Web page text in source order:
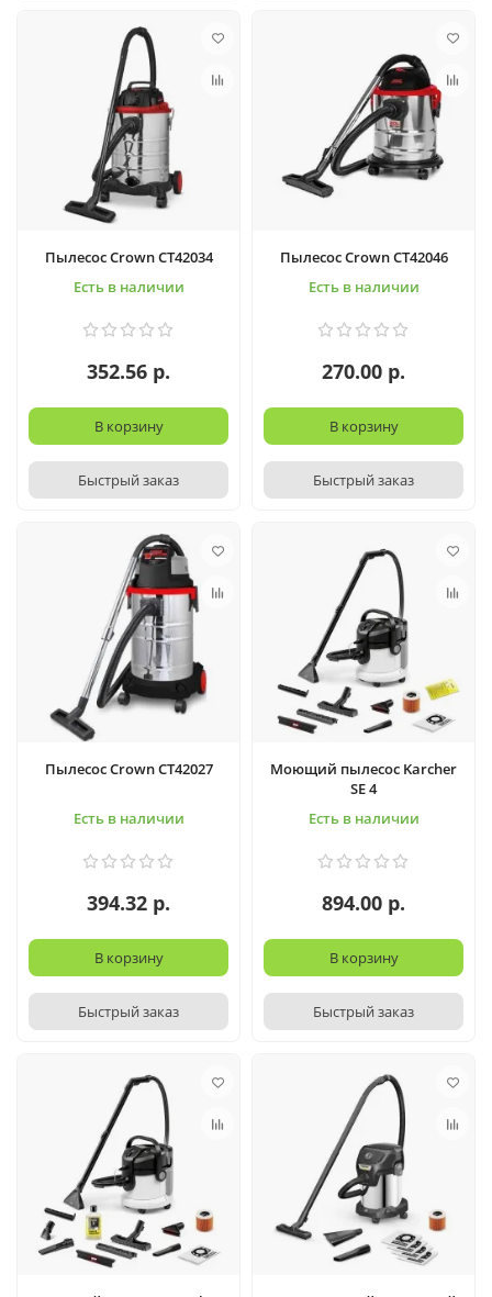
Пылесос Crown CT42034
Есть в наличии
352.56 р.
В корзину
Быстрый заказ
Пылесос Crown CT42046
Есть в наличии
270.00 р.
В корзину
Быстрый заказ
Пылесос Crown CT42027
Есть в наличии
394.32 р.
В корзину
Быстрый заказ
Моющий пылесос Karcher
SE 4
Есть в наличии
894.00 р.
В корзину
Быстрый заказ